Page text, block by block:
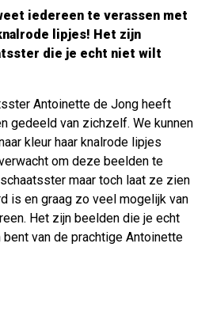
iedereen te verassen met
lipjes! Het zijn
die je echt niet wilt
Antoinette de Jong heeft
gedeeld van zichzelf. We kunnen
kleur haar knalrode lipjes
om deze beelden te
maar toch laat ze zien
is en graag zo veel mogelijk van
Het zijn beelden die je echt
van de prachtige Antoinette